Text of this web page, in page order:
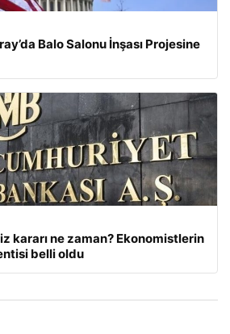
Balo Salonu İnşası Projesine
kararı ne zaman? Ekonomistlerin
belli oldu